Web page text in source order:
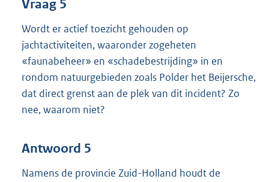
Vraag 5
Wordt er actief toezicht gehouden op
jachtactiviteiten, waaronder zogeheten
«faunabeheer» en «schadebestrijding» in en
rondom natuurgebieden zoals Polder het Beijersche,
dat direct grenst aan de plek van dit incident? Zo
nee, waarom niet?
Antwoord 5
Namens de provincie Zuid-Holland houdt de